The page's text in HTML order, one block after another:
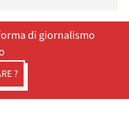
di giornalismo
?